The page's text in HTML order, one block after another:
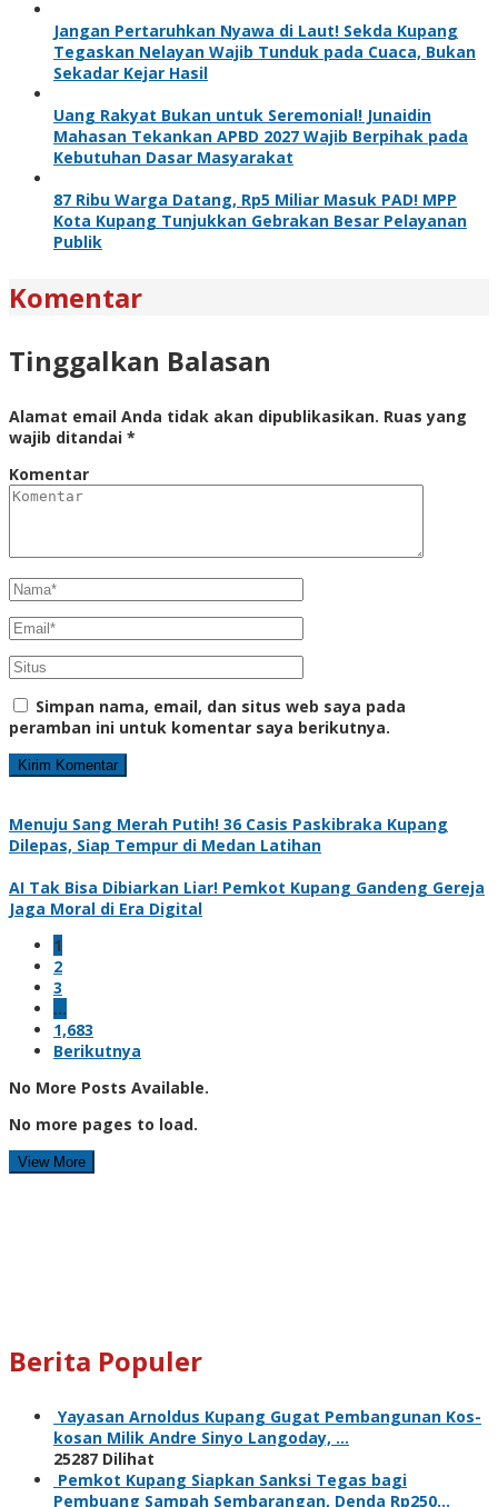
Jangan Pertaruhkan Nyawa di Laut! Sekda Kupang
Tegaskan Nelayan Wajib Tunduk pada Cuaca, Bukan
Sekadar Kejar Hasil
Uang Rakyat Bukan untuk Seremonial! Junaidin
Mahasan Tekankan APBD 2027 Wajib Berpihak pada
Kebutuhan Dasar Masyarakat
87 Ribu Warga Datang, Rp5 Miliar Masuk PAD! MPP
Kota Kupang Tunjukkan Gebrakan Besar Pelayanan
Publik
Komentar
Tinggalkan Balasan
Alamat email Anda tidak akan dipublikasikan. Ruas yang
wajib ditandai *
Komentar
Simpan nama, email, dan situs web saya pada
peramban ini untuk komentar saya berikutnya.
Menuju Sang Merah Putih! 36 Casis Paskibraka Kupang
Dilepas, Siap Tempur di Medan Latihan
AI Tak Bisa Dibiarkan Liar! Pemkot Kupang Gandeng Gereja
Jaga Moral di Era Digital
1
2
3
…
1,683
Berikutnya
No More Posts Available.
No more pages to load.
View More
Berita Populer
Yayasan Arnoldus Kupang Gugat Pembangunan Kos-
kosan Milik Andre Sinyo Langoday, …
25287 Dilihat
Pemkot Kupang Siapkan Sanksi Tegas bagi
Pembuang Sampah Sembarangan, Denda Rp250…